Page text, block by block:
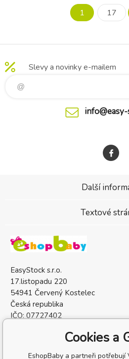
1 17
Slevy a novinky e-mailem
EasyStock s.r.o.
17.listopadu 220
54941 Červený Kostelec
Česká republika
IČO: 07727402
Další
Textové
Cookies a
EshopBaby a partneři potřebují